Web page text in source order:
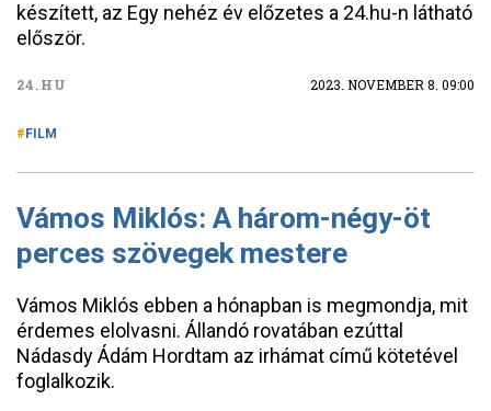
készített, az Egy nehéz év előzetes a 24.hu-n látható
először.
24.HU 2023. NOVEMBER 8. 09:00
FILM
Vámos Miklós: A három-négy-öt
perces szövegek mestere
Vámos Miklós ebben a hónapban is megmondja, mit
érdemes elolvasni. Állandó rovatában ezúttal
Nádasdy Ádám Hordtam az irhámat című kötetével
foglalkozik.